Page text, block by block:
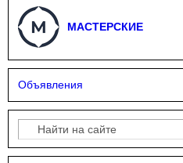
МАСТЕРСКИЕ
Объявления
Форма поиска
Поиск